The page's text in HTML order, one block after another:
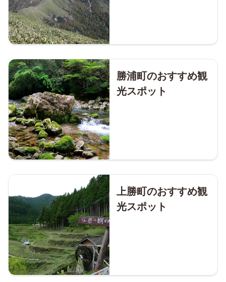
勝浦町のおすすめ観
光スポット
上勝町のおすすめ観
光スポット